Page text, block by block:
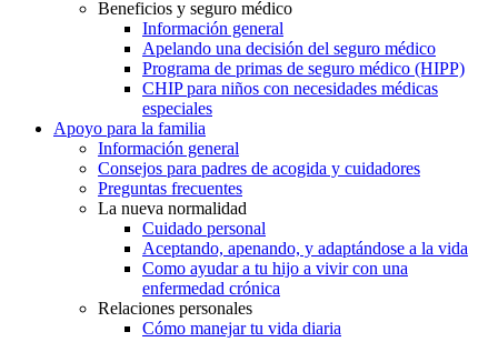
Beneficios y seguro médico
Información general
Apelando una decisión del seguro médico
Programa de primas de seguro médico (HIPP)
CHIP para niños con necesidades médicas
especiales
Apoyo para la familia
Información general
Consejos para padres de acogida y cuidadores
Preguntas frecuentes
La nueva normalidad
Cuidado personal
Aceptando, apenando, y adaptándose a la vida
Como ayudar a tu hijo a vivir con una
enfermedad crónica
Relaciones personales
Cómo manejar tu vida diaria